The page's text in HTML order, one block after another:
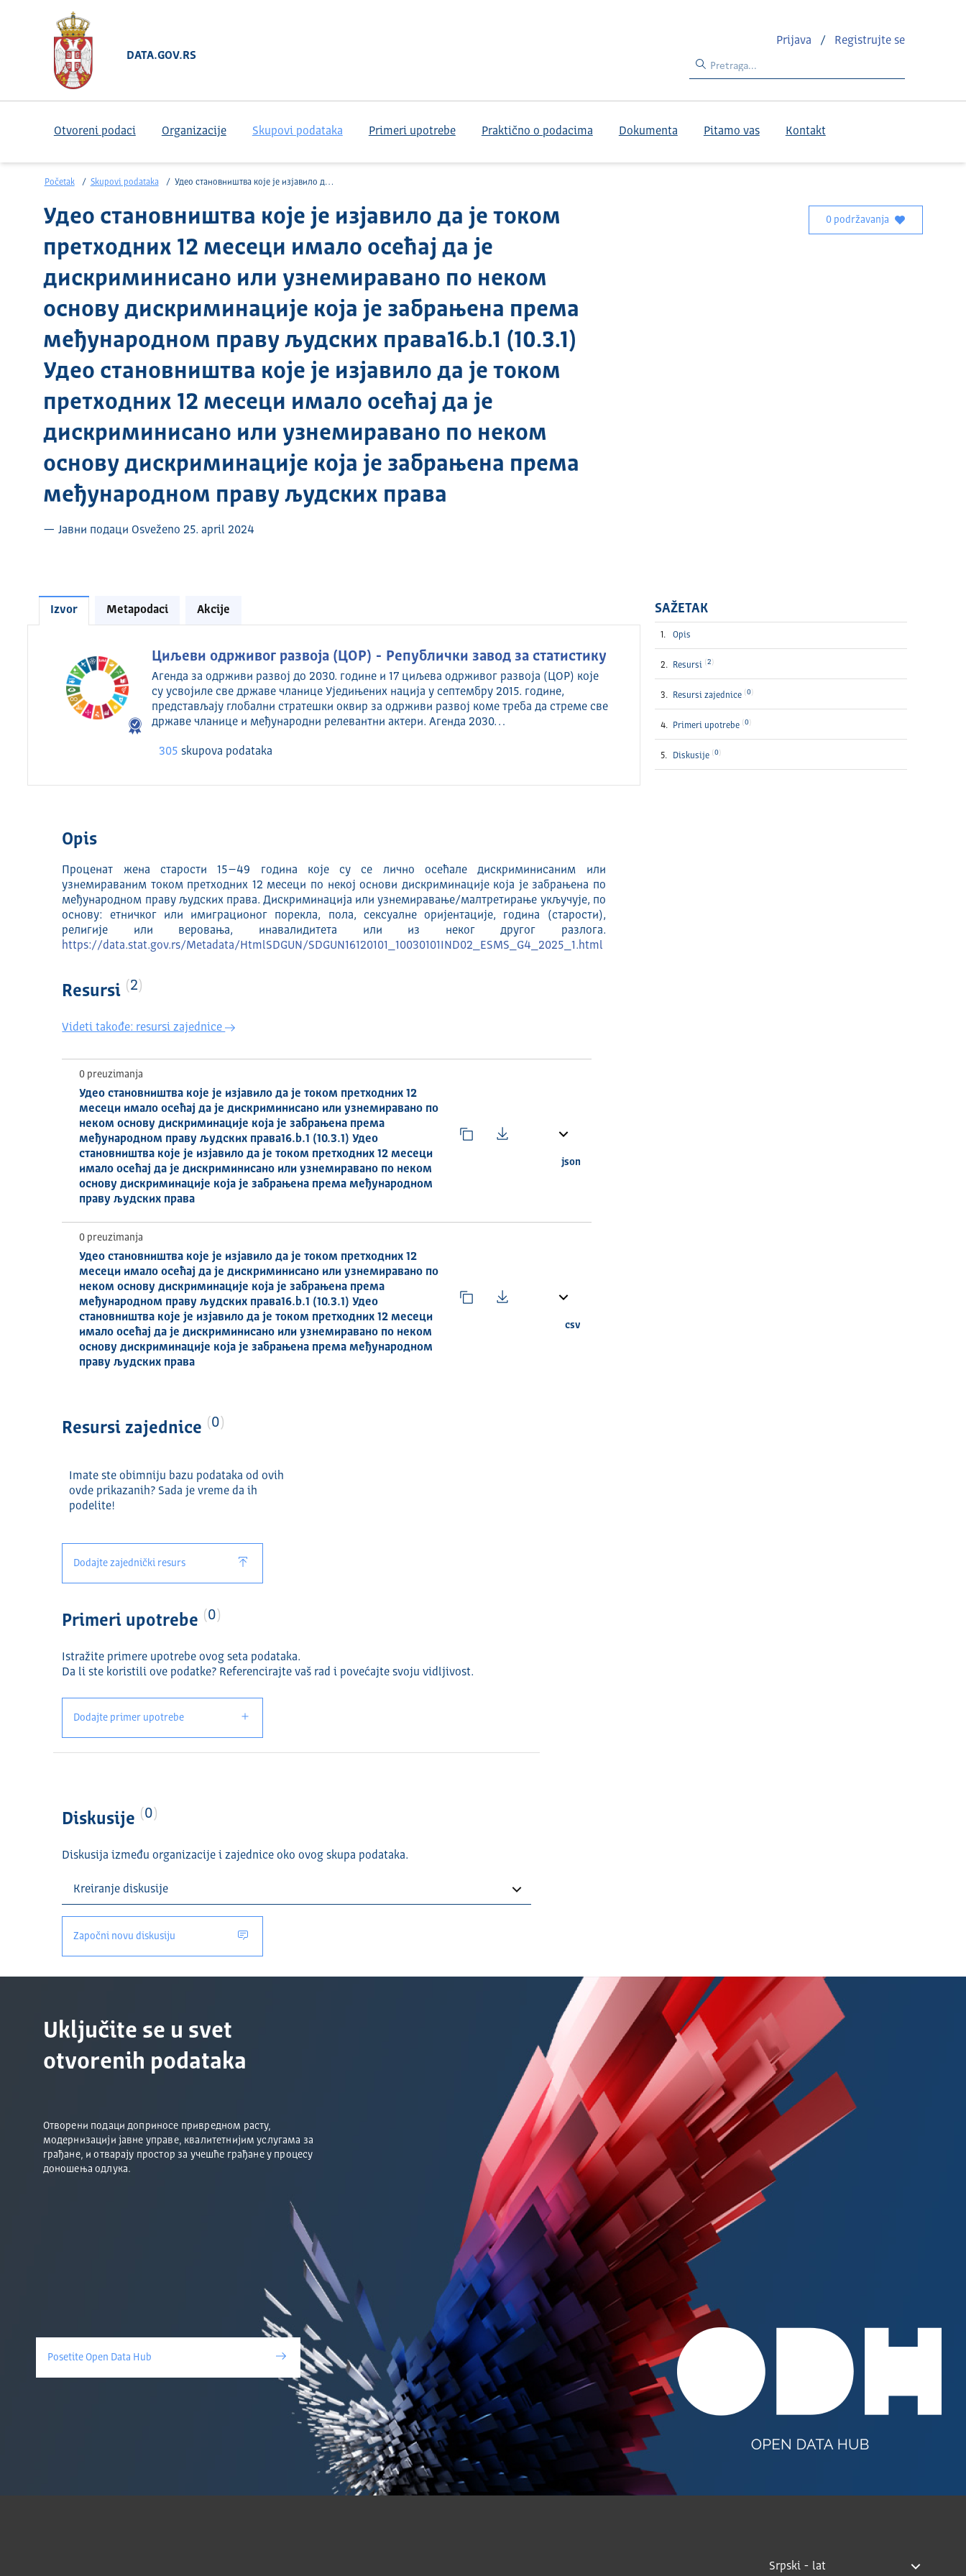
DATA.GOV.RS
Prijava / Registrujte se
Otvoreni podaci Organizacije Skupovi podataka Primeri upotrebe Praktično o podacima Dokumenta Pitamo vas Kontakt
Početak Skupovi podataka Удео становништва које је изјавило да је током претходних 12 месеци имало осећај да је дискриминисано или узнемиравано по...
Удео становништва које је изјавило да је током
претходних 12 месеци имало осећај да је
дискриминисано или узнемиравано по неком
основу дискриминације која је забрањена према
међународном праву људских права16.b.1 (10.3.1)
Удео становништва које је изјавило да је током
претходних 12 месеци имало осећај да је
дискриминисано или узнемиравано по неком
основу дискриминације која је забрањена према
међународном праву људских права
— Јавни подаци Osveženo 25. april 2024
0 podržavanja
Izvor Metapodaci Akcije
Циљеви одрживог развоја (ЦОР) - Републички завод за статистику
Агенда за одрживи развој до 2030. године и 17 циљева одрживог развоја (ЦОР) које
су усвојиле све државе чланице Уједињених нација у септембру 2015. године,
представљају глобални стратешки оквир за одрживи развој коме треба да стреме све
државе чланице и међународни релевантни актери. Агенда 2030…
305 skupova podataka
Opis
Проценат жена старости 15–49 година које су се лично осећале дискриминисаним или
узнемираваним током претходних 12 месеци по некој основи дискриминације која је забрањена по
међународном праву људских права. Дискриминација или узнемиравање/малтретирање укључује, по
основу: етничког или имиграционог порекла, пола, сексуалне оријентације, година (старости),
религије или веровања, инавалидитета или из неког другог разлога.
https://data.stat.gov.rs/Metadata/HtmlSDGUN/SDGUN16120101_10030101IND02_ESMS_G4_2025_1.html
Resursi 2
Videti takođe: resursi zajednice
0 preuzimanja
Удео становништва које је изјавило да је током претходних 12
месеци имало осећај да је дискриминисано или узнемиравано по
неком основу дискриминације која је забрањена према
међународном праву људских права16.b.1 (10.3.1) Удео
становништва које је изјавило да је током претходних 12 месеци
имало осећај да је дискриминисано или узнемиравано по неком
основу дискриминације која је забрањена према међународном
праву људских права
json
0 preuzimanja
Удео становништва које је изјавило да је током претходних 12
месеци имало осећај да је дискриминисано или узнемиравано по
неком основу дискриминације која је забрањена према
међународном праву људских права16.b.1 (10.3.1) Удео
становништва које је изјавило да је током претходних 12 месеци
имало осећај да је дискриминисано или узнемиравано по неком
основу дискриминације која је забрањена према међународном
праву људских права
csv
Resursi zajednice 0
Imate ste obimniju bazu podataka od ovih
ovde prikazanih? Sada je vreme da ih
podelite!
Dodajte zajednički resurs
Primeri upotrebe 0
Istražite primere upotrebe ovog seta podataka.
Da li ste koristili ove podatke? Referencirajte vaš rad i povećajte svoju vidlјivost.
Dodajte primer upotrebe
Diskusije 0
Diskusija između organizacije i zajednice oko ovog skupa podataka.
Započni novu diskusiju
SAŽETAK
Opis
Resursi 2
Resursi zajednice 0
Primeri upotrebe 0
Diskusije 0
Uključite se u svet
otvorenih podataka
Отворени подаци доприносе привредном расту,
модернизацији јавне управе, квалитетнијим услугама за
грађане, и отварају простор за учешће грађане у процесу
доношења одлука.
Posetite Open Data Hub